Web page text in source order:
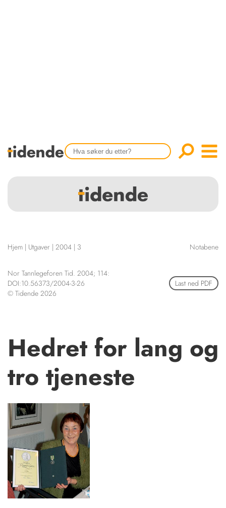
Tidligere utgaver
HENVISNINGER
KURSKALENDER
STILLINGER
KJØP & SALG
KONTAKT
Scientific articles
Publication and media
Hjem | Utgaver | 2004 | 3 Notabene
Nor Tannlegeforen Tid. 2004; 114:
DOI:10.56373/2004-3-26
© Tidende 2026
Last ned PDF
Hedret for lang og
tro tjeneste